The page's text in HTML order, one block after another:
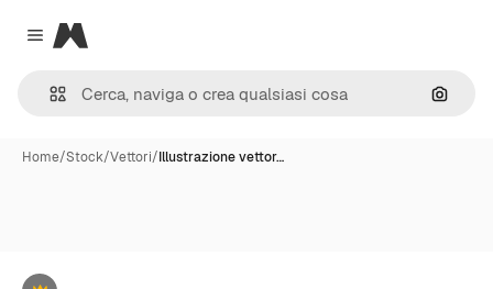
Close menu
Magnific
Cerca
Home/Stock/Vettori/Illustrazione vettor…